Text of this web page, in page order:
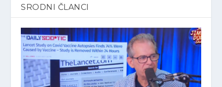
SRODNI ČLANCI